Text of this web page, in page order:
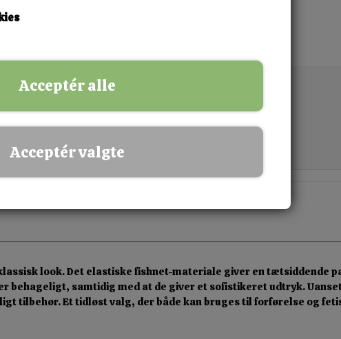
Esbjerg
look. Det elastiske fishnet-materiale giver en tætsiddende
behageligt, samtidig med at de giver et sofistikeret udtryk.
tilbehør. Et tidløst valg, der både kan bruges til forførelse og
Acceptér alle
Acceptér valgte